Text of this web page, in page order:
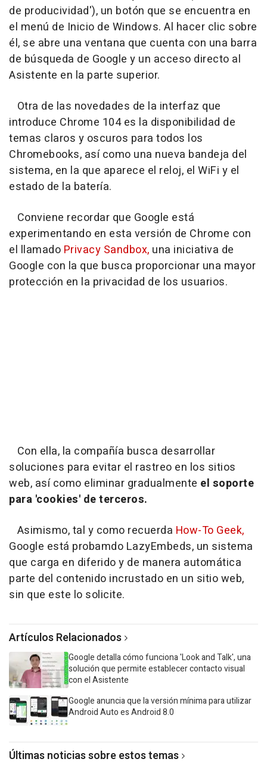
de producividad'), un botón que se encuentra en
el menú de Inicio de Windows. Al hacer clic sobre
él, se abre una ventana que cuenta con una barra
de búsqueda de Google y un acceso directo al
Asistente en la parte superior.
Otra de las novedades de la interfaz que
introduce Chrome 104 es la disponibilidad de
temas claros y oscuros para todos los
Chromebooks, así como una nueva bandeja del
sistema, en la que aparece el reloj, el WiFi y el
estado de la batería.
Conviene recordar que Google está
experimentando en esta versión de Chrome con
el llamado Privacy Sandbox, una iniciativa de
Google con la que busca proporcionar una mayor
protección en la privacidad de los usuarios.
Con ella, la compañía busca desarrollar
soluciones para evitar el rastreo en los sitios
web, así como eliminar gradualmente el soporte
para 'cookies' de terceros.
Asimismo, tal y como recuerda How-To Geek,
Google está probamdo LazyEmbeds, un sistema
que carga en diferido y de manera automática
parte del contenido incrustado en un sitio web,
sin que este lo solicite.
Artículos Relacionados
Google detalla cómo funciona 'Look and Talk', una
solución que permite establecer contacto visual
con el Asistente
Google anuncia que la versión mínima para utilizar
Android Auto es Android 8.0
Últimas noticias sobre estos temas